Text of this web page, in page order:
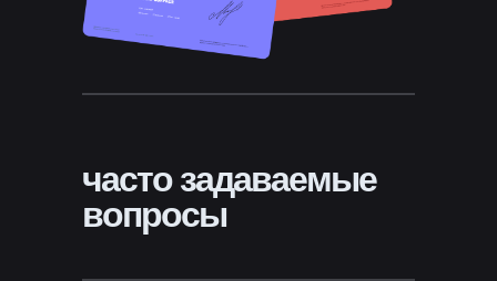
часто задаваемые
вопросы